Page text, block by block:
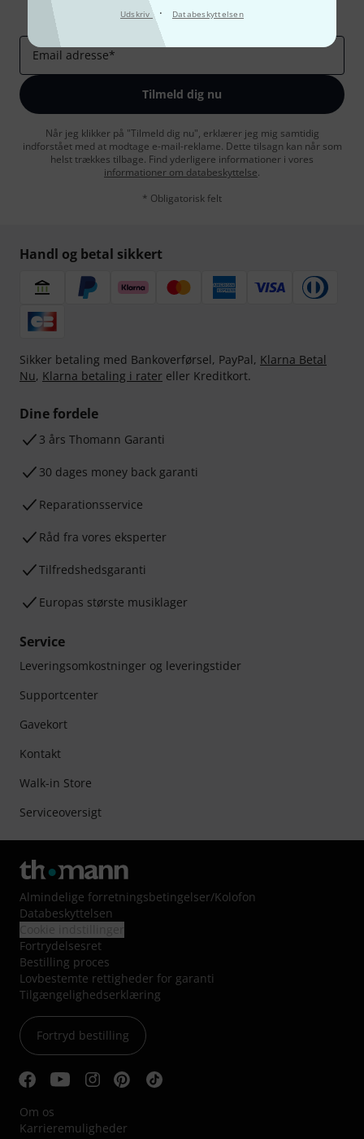
Udskriv · Databeskyttelsen
Inspirerende bidrag
Tilbud Thomann-indsigter
Email adresse*
Tilmeld dig nu
Når jeg klikker på "Tilmeld dig nu", erklærer jeg mig samtidig
indforstået med at modtage e-mail-reklame. Dette tilsagn kan når som
helst trækkes tilbage. Find yderligere informationer i vores
informationer om databeskyttelse.
* Obligatorisk felt
Handl og betal sikkert
Sikker betaling med Bankoverførsel, PayPal, Klarna Betal
Nu, Klarna betaling i rater eller Kreditkort.
Dine fordele
3 års Thomann Garanti
30 dages money back garanti
Reparationsservice
Råd fra vores eksperter
Tilfredshedsgaranti
Europas største musiklager
Service
Leveringsomkostninger og leveringstider
Supportcenter
Gavekort
Kontakt
Walk-in Store
Serviceoversigt
Almindelige forretningsbetingelser/Kolofon
Databeskyttelsen
Fortrydelsesret
Bestilling proces
Lovbestemte rettigheder for garanti
Tilgængelighedserklæring
Fortryd bestilling
Om os
Karrieremuligheder